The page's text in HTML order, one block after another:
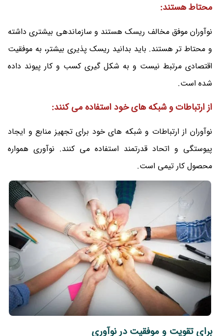
محتاط هستند:
نوآوران موفق مخالف ریسک هستند و سازماندهی بیشتری داشته
و محتاط تر هستند. باید بدانید ریسک پذیری بیشتر، به موفقیت
اقتصادی مرتبط نیست و به شکل گیری کسب و کار پیوند داده
شده است.
از ارتباطات و شبکه های خود استفاده می کنند:
نوآوران از ارتباطات و شبکه های خود برای تجهیز منابع و ایجاد
پیوستگی و اتحاد قدرتمند استفاده می کنند. نوآوری همواره
محصول کار تیمی است.
برای تقویت و موفقیت در نوآوری